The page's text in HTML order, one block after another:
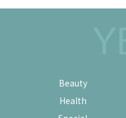
Beauty
Health